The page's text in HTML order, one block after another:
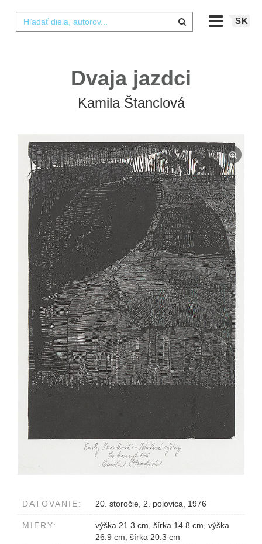
SK
Dvaja jazdci
Kamila Štanclová
DATOVANIE: 20. storočie, 2. polovica, 1976
MIERY:
výška 21.3 cm, šírka 14.8 cm, výška
26.9 cm, šírka 20.3 cm